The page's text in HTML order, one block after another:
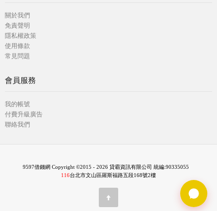
關於我們
免責聲明
隱私權政策
使用條款
常見問題
會員服務
我的帳號
付費升級廣告
聯絡我們
9597借錢網 Copyright ©2015 - 2026 貸霸資訊有限公司 統編:90335055
116台北市文山區羅斯福路五段168號2樓